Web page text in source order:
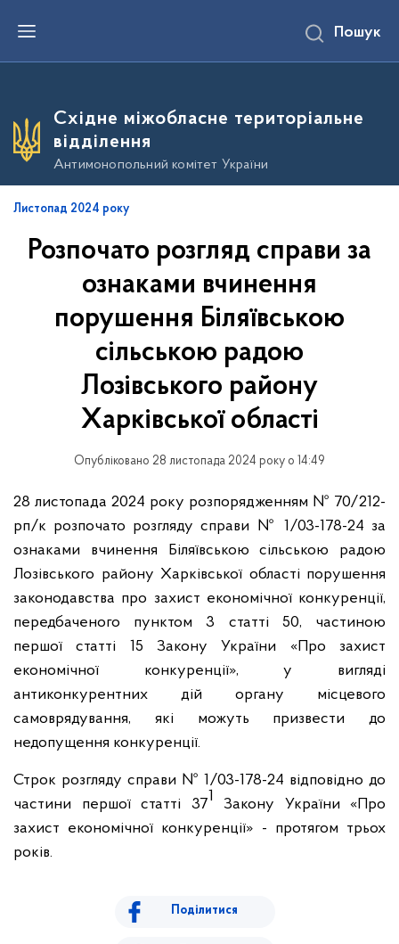
е
о
о
в
Пошук
Східне міжобласне територіальне
відділення
Антимонопольний комітет України
Листопад 2024 року
Розпочато розгляд справи за
ознаками вчинення
порушення Біляївською
сільською радою
Лозівського району
Харківської області
Опубліковано 28 листопада 2024 року о 14:49
28 листопада 2024 року розпорядженням № 70/212-
рп/к розпочато розгляду справи № 1/03-178-24 за
ознаками вчинення Біляївською сільською радою
Лозівського району Харківської області порушення
законодавства про захист економічної конкуренції,
передбаченого пунктом 3 статті 50, частиною
першої статті 15 Закону України «Про захист
економічної конкуренції», у вигляді
антиконкурентних дій органу місцевого
самоврядування, які можуть призвести до
недопущення конкуренції.
Строк розгляду справи № 1/03-178-24 відповідно до
частини першої статті 371 Закону України «Про
захист економічної конкуренції» - протягом трьох
років.
Поділитися